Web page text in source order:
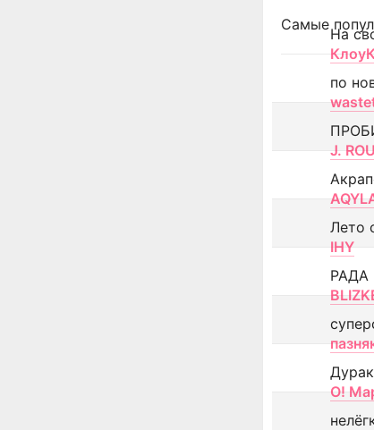
Самые
На
по
J.
Лето
IHY
РАДА
О!